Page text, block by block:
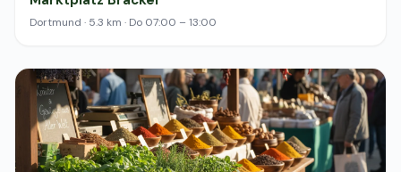
Dortmund · 5.3 km · Do 07:00 – 13:00